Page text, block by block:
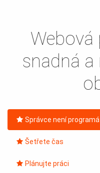
Webová
snadná a
Správce není
Šetřete čas
Plánujte práci